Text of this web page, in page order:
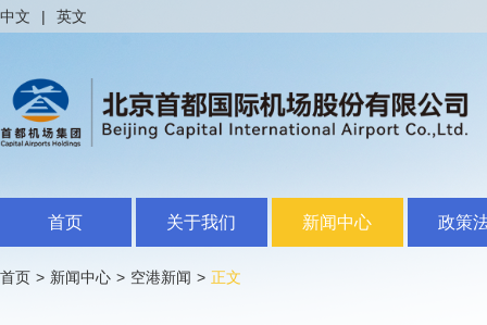
中文 | 英文
首页 关于我们 新闻中心 政策
首页 > 新闻中心 > 空港新闻 > 正文